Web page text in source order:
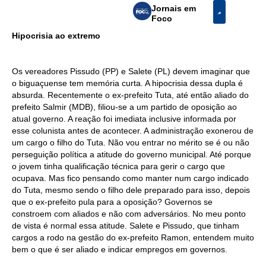
Jornais em
Foco
Hipocrisia ao extremo
Os vereadores Pissudo (PP) e Salete (PL) devem imaginar que
o biguaçuense tem memória curta. A hipocrisia dessa dupla é
absurda. Recentemente o ex-prefeito Tuta, até então aliado do
prefeito Salmir (MDB), filiou-se a um partido de oposição ao
atual governo. A reação foi imediata inclusive informada por
esse colunista antes de acontecer. A administração exonerou de
um cargo o filho do Tuta. Não vou entrar no mérito se é ou não
perseguição política a atitude do governo municipal. Até porque
o jovem tinha qualificação técnica para gerir o cargo que
ocupava. Mas fico pensando como manter num cargo indicado
do Tuta, mesmo sendo o filho dele preparado para isso, depois
que o ex-prefeito pula para a oposição? Governos se
constroem com aliados e não com adversários. No meu ponto
de vista é normal essa atitude. Salete e Pissudo, que tinham
cargos a rodo na gestão do ex-prefeito Ramon, entendem muito
bem o que é ser aliado e indicar empregos em governos.